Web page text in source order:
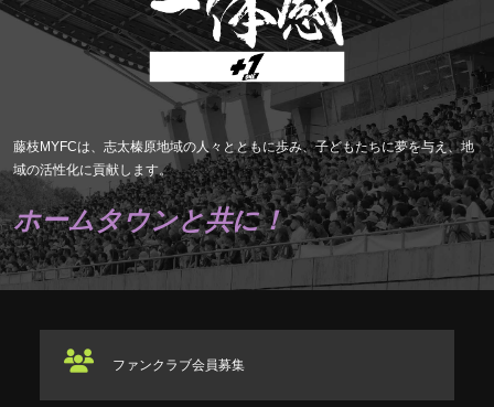
藤枝MYFCは、志太榛原地域の人々とともに歩み、子どもたちに夢を与え、地
域の活性化に貢献します。
ホームタウンと共に！
ファンクラブ会員募集